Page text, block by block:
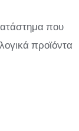
που
προϊόντα